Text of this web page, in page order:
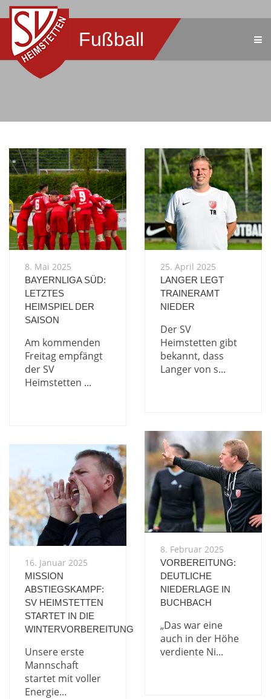
Fußball
8. Mai 2025
BAYERNLIGA SÜD:
LETZTES
HEIMSPIEL DER
SAISON
Am kommenden
Freitag empfängt
der SV
Heimstetten ...
25. April 2025
LANGER LEGT
TRAINERAMT
NIEDER
Der SV
Heimstetten gibt
bekannt, dass
Langer von s...
8. Februar 2025
VORBEREITUNG:
DEUTLICHE
NIEDERLAGE IN
BUCHBACH
„Das war eine
auch in der Höhe
verdiente Ni...
16. Januar 2025
MISSION
ABSTIEGSKAMPF:
SV HEIMSTETTEN
STARTET IN DIE
WINTERVORBEREITUNG
Unsere erste
Mannschaft
startet mit voller
Energie...